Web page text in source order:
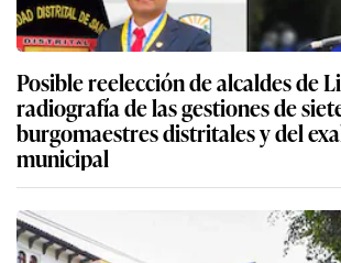
Posible reelección de alcaldes de
radiografía de las gestiones de
burgomaestres distritales y del
municipal